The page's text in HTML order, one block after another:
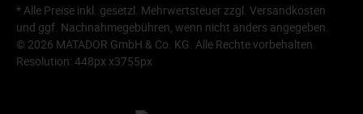
* Alle Preise inkl. gesetzl. Mehrwertsteuer zzgl. Versandkosten
und ggf. Nachnahmegebühren, wenn nicht anders angegeben.
© 2026 MATADOR GmbH & Co. KG. Alle Rechte vorbehalten.
Resolution: 448px x3755px